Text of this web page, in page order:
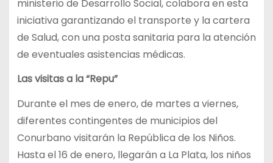
ministerio de Desarrollo Social, colabora en esta
iniciativa garantizando el transporte y la cartera
de Salud, con una posta sanitaria para la atención
de eventuales asistencias médicas.
Las visitas a la “Repu”
Durante el mes de enero, de martes a viernes,
diferentes contingentes de municipios del
Conurbano visitarán la República de los Niños.
Hasta el 16 de enero, llegarán a La Plata, los niños